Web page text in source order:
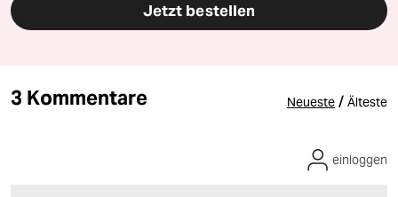
Jetzt bestellen
3 Kommentare Neueste / Älteste
einloggen